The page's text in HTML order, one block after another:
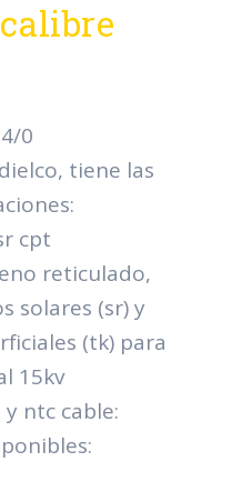
0
tiene las
cpt
reticulado,
solares (sr) y
(tk) para
15kv
ntc cable: